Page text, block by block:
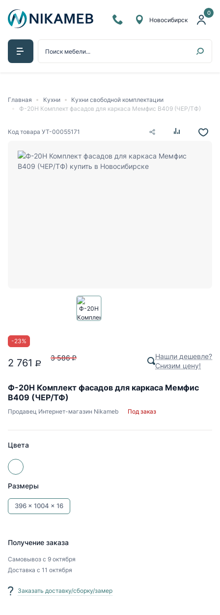
0
Новосибирск
Главная Кухни
Кухни свободной комплектации
Ф-20Н Комплект фасадов для каркаса Мемфис В409 (ЧЕР/ТФ)
Код товара УТ-00055171
-23%
2 761 P
3 586 P
Нашли дешевле?
Снизим цену!
Ф-20Н Комплект фасадов для каркаса Мемфис
В409 (ЧЕР/ТФ)
Продавец Интернет-магазин Nikameb Под заказ
Цвета
Размеры
396 x 1004 x 16
Получение заказа
Самовывоз с 9 октября
Доставка с 11 октября
Заказать доставку/сборку/замер